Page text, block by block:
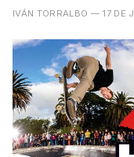
IVÁN TORRALBO — 17 DE